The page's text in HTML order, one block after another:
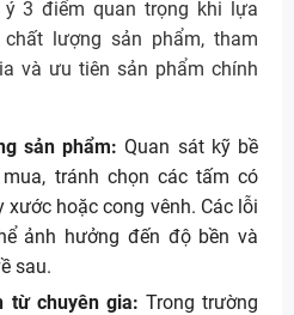
3 điểm quan trọng khi lựa
lượng sản phẩm, tham
và ưu tiên sản phẩm chính
sản phẩm: Quan sát kỹ bề
tránh chọn các tấm có
xước hoặc cong vênh. Các lỗi
ảnh hưởng đến độ bền và
sau.
từ chuyên gia: Trong trường